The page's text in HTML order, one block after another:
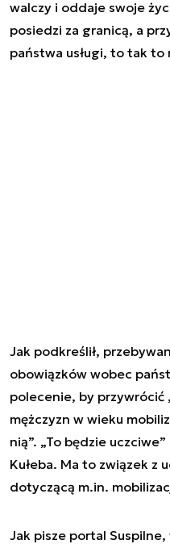
walczy i oddaje swoje
posiedzi za granicą, a
państwa usługi, to tak to
Jak podkreślił,
obowiązków wobec
polecenie, by
mężczyzn w wieku
nią”. „To będzie
Kułeba. Ma to związek z
dotyczącą m.in.
Jak pisze portal Suspilne,